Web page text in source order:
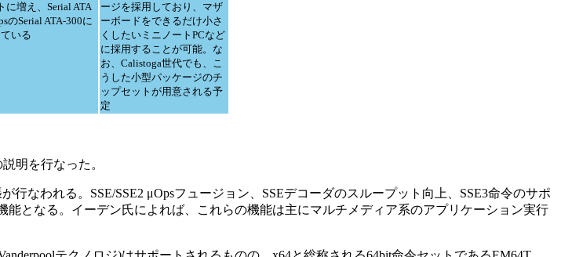
に増え、Serial ATA
のSerial ATA-300に
いる
ージを採用しており、マザ
ーボードをできるだけ小さ
くしたいミニノートPCなど
に採用することが可能。な
お、Calistoga世代でも、こ
うした小型パッケージのチ
ップセットが用意される予
定
明を行なった。
行なわれる。SSE/SSE2 μOpsフュージョン、SSEデコーダのスループット向上、SSE3命令のサポ
となる。イーデン氏によれば、これらの機能は主にマルチメディア系のアプリケーション実行